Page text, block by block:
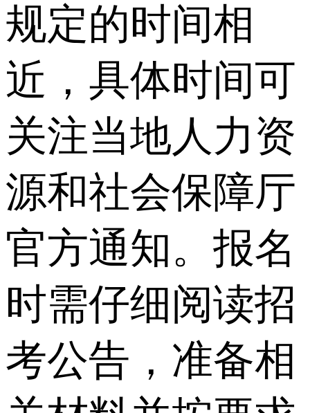
规定的时间相
近，具体时间可
关注当地人力资
源和社会保障厅
官方通知。报名
时需仔细阅读招
考公告，准备相